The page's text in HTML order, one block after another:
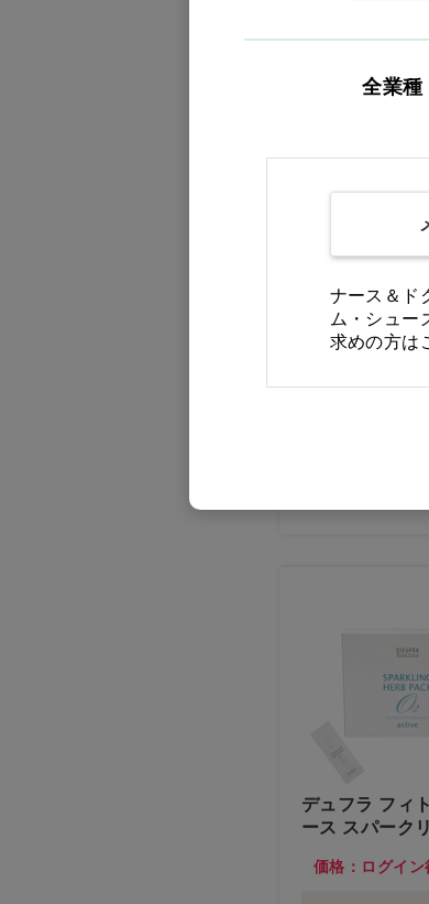
買い物カ
ス クリーム プ
デュフラ フィ
ース スパーク
他価格：ログイン
全業種
ナース＆ド
ム・シュー
求めの方は